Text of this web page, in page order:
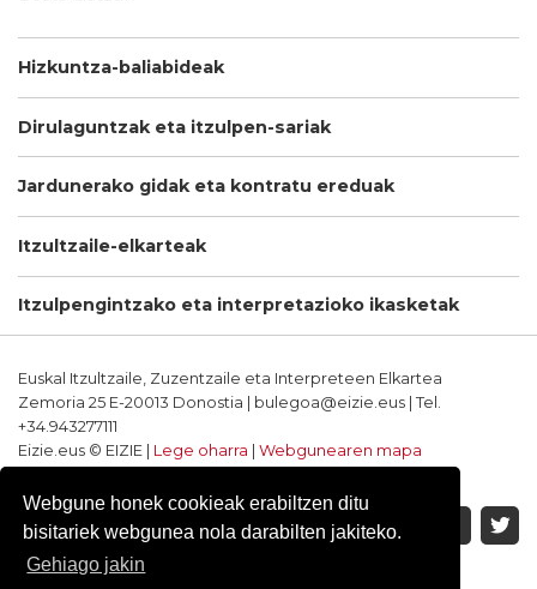
Webgune honek cookieak erabiltzen ditu
bisitariek webgunea nola darabilten jakiteko.
Gehiago jakin
Hizkuntza-baliabideak
Dirulaguntzak eta itzulpen-sariak
Jardunerako gidak eta kontratu ereduak
Itzultzaile-elkarteak
Itzulpengintzako eta interpretazioko ikasketak
Euskal Itzultzaile, Zuzentzaile eta Interpreteen Elkartea
Zemoria 25 E-20013 Donostia | bulegoa@eizie.eus | Tel.
+34.943277111
Eizie.eus © EIZIE | Lege oharra | Webgunearen mapa